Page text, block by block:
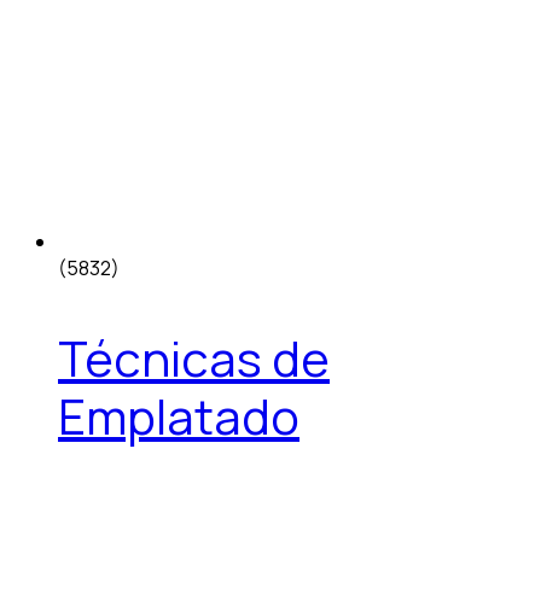
(5832)
Técnicas de
Emplatado